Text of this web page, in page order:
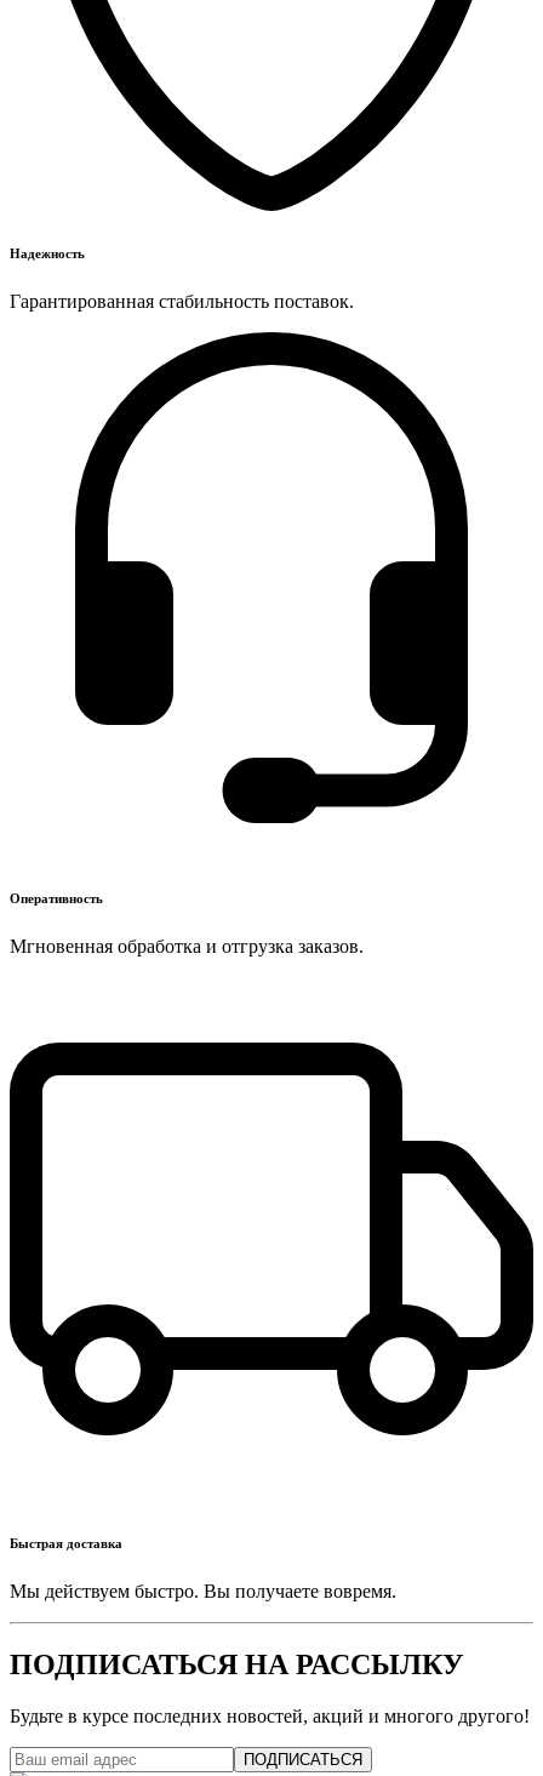
Надежность
Гарантированная стабильность поставок.
Оперативность
Мгновенная обработка и отгрузка заказов.
Быстрая доставка
Мы действуем быстро. Вы получаете вовремя.
ПОДПИСАТЬСЯ НА РАССЫЛКУ
Будьте в курсе последних новостей, акций и многого другого!
ПОДПИСАТЬСЯ